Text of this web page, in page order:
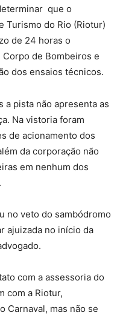
que o
Turismo do Rio (Riotur)
de 24 horas o
de Bombeiros e
dos ensaios técnicos.
a pista não apresenta as
Na vistoria foram
de acionamento dos
da corporação não
em nenhum dos
no veto do sambódromo
ajuizada no início da
com a assessoria do
com a Riotur,
Carnaval, mas não se